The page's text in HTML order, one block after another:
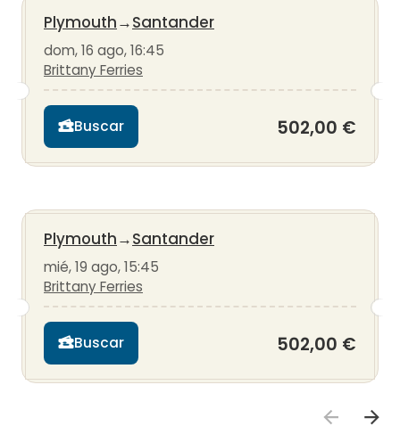
Plymouth→Santander
dom, 16 ago, 16:45
Brittany Ferries
Buscar 502,00 €
Plymouth→Santander
mié, 19 ago, 15:45
Brittany Ferries
Buscar 502,00 €